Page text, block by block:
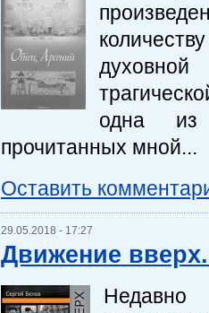
одна из
прочитанных мной...
Оставить
29.05.2018 - 17:27
Движение
Недавно